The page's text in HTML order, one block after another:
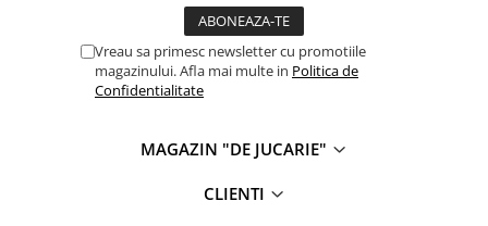
Cadou copii 3 ani
Cadou copii 4 ani
Cadou copii 6 ani
Vreau sa primesc newsletter cu promotiile
magazinului. Afla mai multe in Politica de
Confidentialitate
MAGAZIN "DE JUCARIE"
CLIENTI